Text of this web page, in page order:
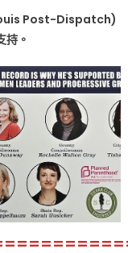
Post-Dispatch)
。